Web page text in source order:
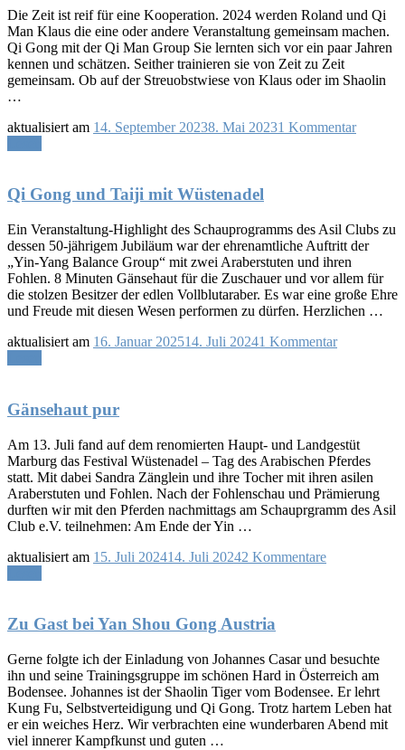
Besuch
Die Zeit ist reif für eine Kooperation. 2024 werden Roland und Qi
Man Klaus die eine oder andere Veranstaltung gemeinsam machen.
Qi Gong mit der Qi Man Group Sie lernten sich vor ein paar Jahren
kennen und schätzen. Seither trainieren sie von Zeit zu Zeit
gemeinsam. Ob auf der Streuobstwiese von Klaus oder im Shaolin
…
aktualisiert am 14. September 20238. Mai 20231 Kommentarzu
Qi Gong und Taiji mit Wüstenadel
Ein Veranstaltung-Highlight des Schauprogramms des Asil Clubs zu
dessen 50-jährigem Jubiläum war der ehrenamtliche Auftritt der
„Yin-Yang Balance Group“ mit zwei Araberstuten und ihren
Fohlen. 8 Minuten Gänsehaut für die Zuschauer und vor allem für
die stolzen Besitzer der edlen Vollblutaraber. Es war eine große Ehre
und Freude mit diesen Wesen performen zu dürfen. Herzlichen …
aktualisiert am 16. Januar 202514. Juli 20241 Kommentarzu
Wüstenadel
Gänsehaut pur
Am 13. Juli fand auf dem renomierten Haupt- und Landgestüt
Marburg das Festival Wüstenadel – Tag des Arabischen Pferdes
statt. Mit dabei Sandra Zänglein und ihre Tocher mit ihren asilen
Araberstuten und Fohlen. Nach der Fohlenschau und Prämierung
durften wir mit den Pferden nachmittags am Schauprgramm des Asil
Club e.V. teilnehmen: Am Ende der Yin …
aktualisiert am 15. Juli 202414. Juli 20242 Kommentarezu
Zu Gast bei Yan Shou Gong Austria
Gerne folgte ich der Einladung von Johannes Casar und besuchte
ihn und seine Trainingsgruppe im schönen Hard in Österreich am
Bodensee. Johannes ist der Shaolin Tiger vom Bodensee. Er lehrt
Kung Fu, Selbstverteidigung und Qi Gong. Trotz hartem Leben hat
er ein weiches Herz. Wir verbrachten eine wunderbaren Abend mit
viel innerer Kampfkunst und guten …